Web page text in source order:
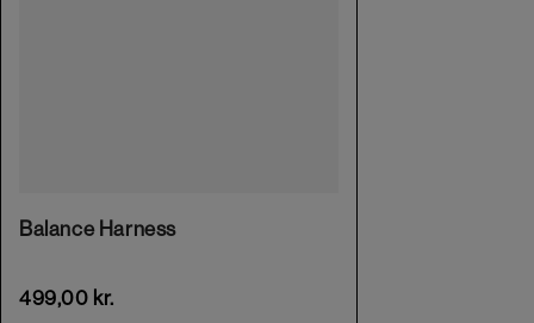
Balance Harness
499,00 kr.